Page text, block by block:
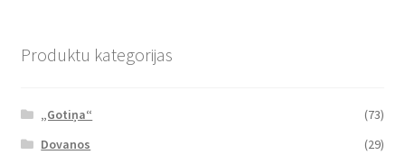
Produktu kategorijas
„Gotiņa“
(73)
Dovanos
(29)